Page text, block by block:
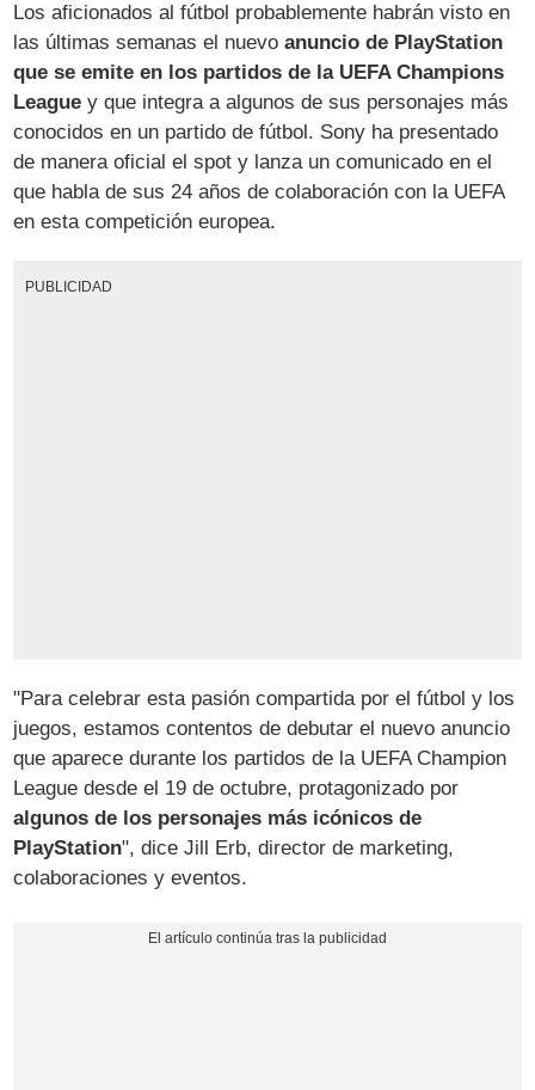
Los aficionados al fútbol probablemente habrán visto en
las últimas semanas el nuevoanuncio de PlayStation
que se emite en los partidos de la UEFA Champions
League y que integra a algunos de sus personajes más
conocidos en un partido de fútbol. Sony ha presentado
de manera oficial el spot y lanza un comunicado en el
que habla de sus 24 años de colaboración con la UEFA
en esta competición europea.
PUBLICIDAD
"Para celebrar esta pasión compartida por el fútbol y los
juegos, estamos contentos de debutar el nuevo anuncio
que aparece durante los partidos de la UEFA Champion
League desde el 19 de octubre, protagonizado por
algunos de los personajes más icónicos de
PlayStation", dice Jill Erb, director de marketing,
colaboraciones y eventos.